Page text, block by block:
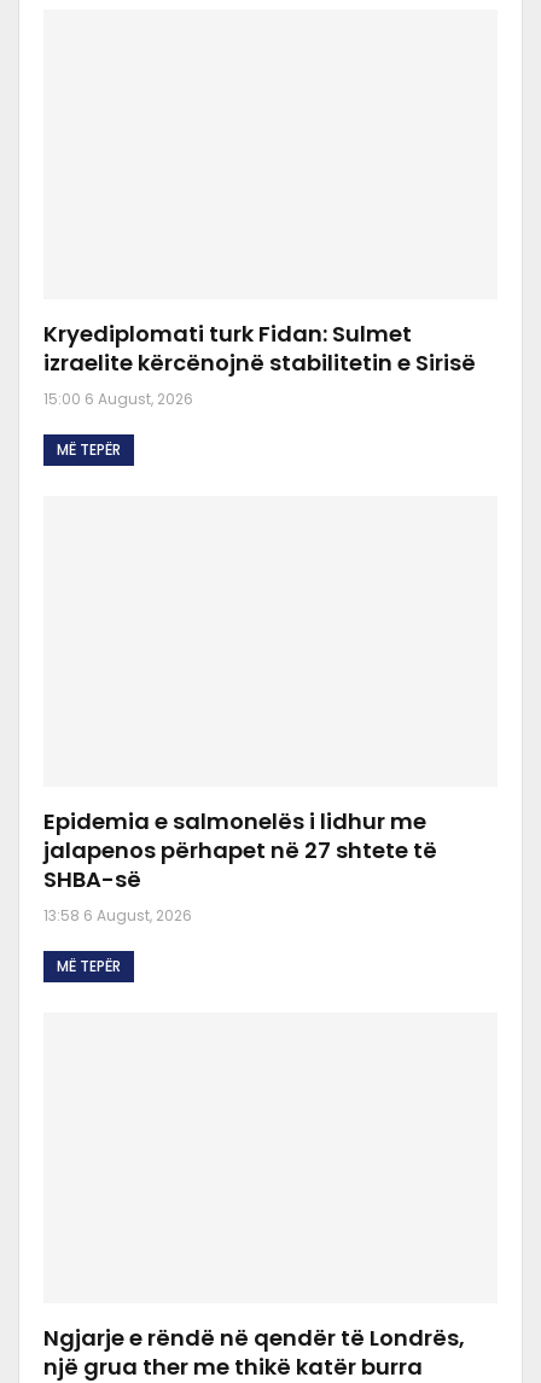
Kryediplomati turk Fidan: Sulmet
izraelite kërcënojnë stabilitetin e Sirisë
15:00 6 August, 2026
MË TEPËR
Epidemia e salmonelës i lidhur me
jalapenos përhapet në 27 shtete të
SHBA-së
13:58 6 August, 2026
MË TEPËR
Ngjarje e rëndë në qendër të Londrës,
një grua ther me thikë katër burra